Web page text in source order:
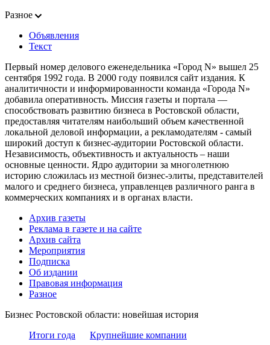
Разное
Объявления
Текст
Первый номер делового еженедельника «Город N» вышел 25
сентября 1992 года. В 2000 году появился сайт издания. К
аналитичности и информированности команда «Города N»
добавила оперативность. Миссия газеты и портала —
способствовать развитию бизнеса в Ростовской области,
предоставляя читателям наибольший объем качественной
локальной деловой информации, а рекламодателям - самый
широкий доступ к бизнес-аудитории Ростовской области.
Независимость, объективность и актуальность – наши
основные ценности. Ядро аудитории за многолетнюю
историю сложилась из местной бизнес-элиты, представителей
малого и среднего бизнеса, управленцев различного ранга в
коммерческих компаниях и в органах власти.
Архив газеты
Реклама в газете и на сайте
Архив сайта
Мероприятия
Подписка
Об издании
Правовая информация
Разное
Бизнес Ростовской области: новейшая история
Итоги года
Крупнейшие компании